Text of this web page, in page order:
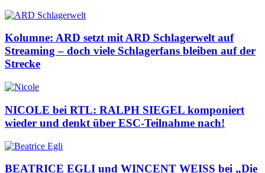
Kolumne: ARD setzt mit ARD Schlagerwelt auf
Streaming – doch viele Schlagerfans bleiben auf der
Strecke
NICOLE bei RTL: RALPH SIEGEL komponiert
wieder und denkt über ESC-Teilnahme nach!
BEATRICE EGLI und WINCENT WEISS bei „Die